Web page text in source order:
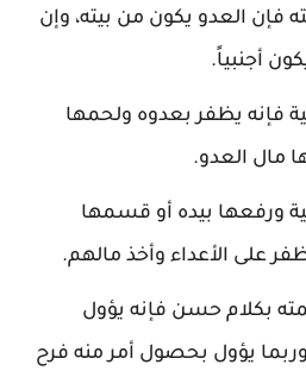
فإن العدو يكون من بيته، وإن
أجنبياً.
فإنه يظفر بعدوه ولحمها
مال العدو.
ورفعها بيده أو قسمها
على الأعداء وأخذ مالهم.
بكلام حسن فإنه يؤول
يؤول بحصول أمر منه فرح